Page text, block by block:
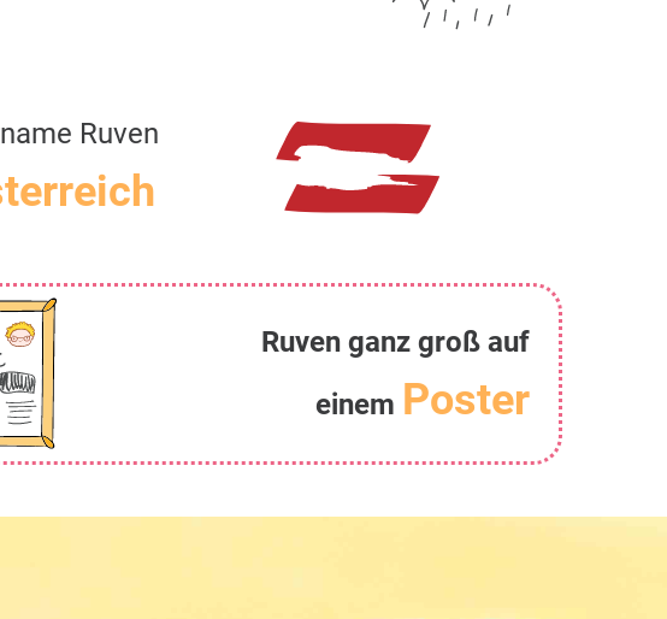
Ruven
Ruven ganz groß auf
einem Poster